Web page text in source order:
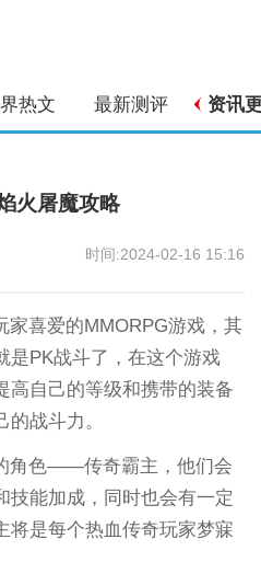
热文 最新测评 资讯
火屠魔攻略
时间:2024-02-16 15:16
家喜爱的MMORPG游戏，其
是PK战斗了，在这个游戏
高自己的等级和携带的装备
战斗力。
角色——传奇霸主，他们会
技能加成，同时也会有一定
将是每个热血传奇玩家梦寐